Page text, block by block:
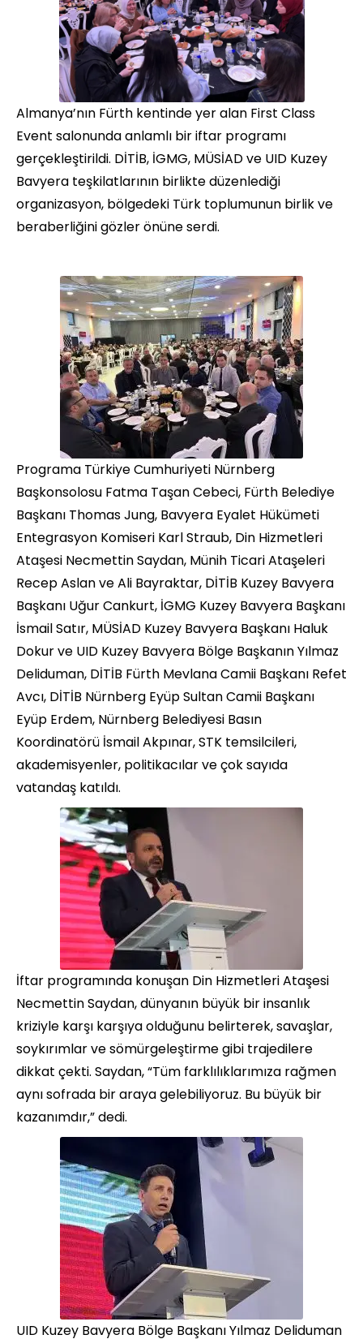
Almanya’nın Fürth kentinde yer alan First Class
Event salonunda anlamlı bir iftar programı
gerçekleştirildi. DİTİB, İGMG, MÜSİAD ve UID Kuzey
Bavyera teşkilatlarının birlikte düzenlediği
organizasyon, bölgedeki Türk toplumunun birlik ve
beraberliğini gözler önüne serdi.
Programa Türkiye Cumhuriyeti Nürnberg
Başkonsolosu Fatma Taşan Cebeci, Fürth Belediye
Başkanı Thomas Jung, Bavyera Eyalet Hükümeti
Entegrasyon Komiseri Karl Straub, Din Hizmetleri
Ataşesi Necmettin Saydan, Münih Ticari Ataşeleri
Recep Aslan ve Ali Bayraktar, DİTİB Kuzey Bavyera
Başkanı Uğur Cankurt, İGMG Kuzey Bavyera Başkanı
İsmail Satır, MÜSİAD Kuzey Bavyera Başkanı Haluk
Dokur ve UID Kuzey Bavyera Bölge Başkanın Yılmaz
Deliduman, DİTİB Fürth Mevlana Camii Başkanı Refet
Avcı, DİTİB Nürnberg Eyüp Sultan Camii Başkanı
Eyüp Erdem, Nürnberg Belediyesi Basın
Koordinatörü İsmail Akpınar, STK temsilcileri,
akademisyenler, politikacılar ve çok sayıda
vatandaş katıldı.
İftar programında konuşan Din Hizmetleri Ataşesi
Necmettin Saydan, dünyanın büyük bir insanlık
kriziyle karşı karşıya olduğunu belirterek, savaşlar,
soykırımlar ve sömürgeleştirme gibi trajedilere
dikkat çekti. Saydan, “Tüm farklılıklarımıza rağmen
aynı sofrada bir araya gelebiliyoruz. Bu büyük bir
kazanımdır,” dedi.
UID Kuzey Bavyera Bölge Başkanı Yılmaz Deliduman